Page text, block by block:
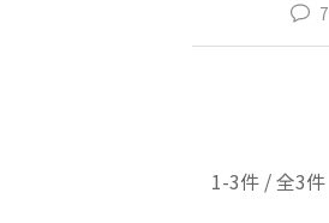
7
1-3件 / 全3件